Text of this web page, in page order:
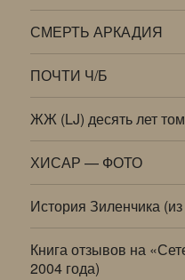
СМЕРТЬ АРКАДИЯ
ПОЧТИ Ч/Б
ЖЖ (LJ) десять лет
ХИСАР — ФОТО
История Зиленчика
Книга отзывов на
2004 года)